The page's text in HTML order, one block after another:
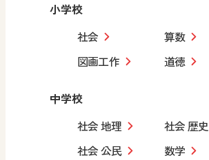
小学校
社会
算数
図画工作
道徳
中学校
社会 地理
社会 歴史
社会 公民
数学